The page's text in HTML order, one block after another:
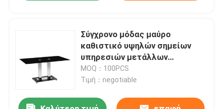
Σύγχρονο μόδας μαύρο
καθιστικό υψηλών σημείων
υπηρεσιών μετάλλων
τραπεζάκι σαλονιού
ορθογώνιο
MOQ：100PCS
Τιμή：negotiable